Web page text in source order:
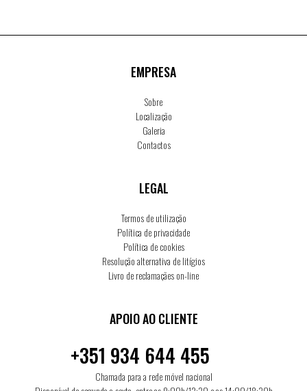
EMPRESA
Sobre
Localização
Galeria
Contactos
LEGAL
Termos de utilização
Política de privacidade
Política de cookies
Resolução alternativa de litígios
Livro de reclamaçães on-line
APOIO AO CLIENTE
+351 934 644 455
Chamada para a rede móvel nacional